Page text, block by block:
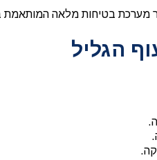
מערכת בטיחות מלאה
הגליל